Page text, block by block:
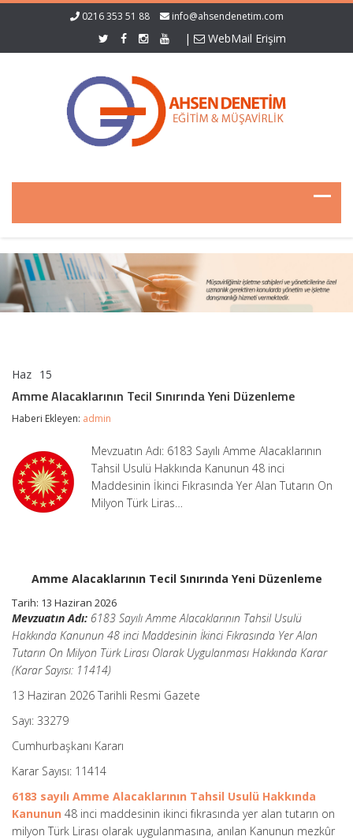
0216 353 51 88 info@ahsendenetim.com
| WebMail Erişim
Haz 15
Tecil
Sınırında
Amme Alacaklarının Tecil Sınırında Yeni Düzenleme
Haberi Ekleyen: admin
Mevzuatın Adı: 6183 Sayılı Amme Alacaklarının
Tahsil Usulü Hakkında Kanunun 48 inci
Maddesinin İkinci Fıkrasında Yer Alan Tutarın On
Milyon Türk Liras…
Amme Alacaklarının Tecil Sınırında Yeni Düzenleme
Tarih: 13 Haziran 2026
Mevzuatın Adı: 6183 Sayılı Amme Alacaklarının Tahsil Usulü
Hakkında Kanunun 48 inci Maddesinin İkinci Fıkrasında Yer Alan
Tutarın On Milyon Türk Lirası Olarak Uygulanması Hakkında Karar
(Karar Sayısı: 11414)
13 Haziran 2026 Tarihli Resmi Gazete
Sayı: 33279
Cumhurbaşkanı Kararı
Karar Sayısı: 11414
6183 sayılı Amme Alacaklarının Tahsil Usulü Hakkında
Kanunun 48 inci maddesinin ikinci fıkrasında yer alan tutarın on
milyon Türk Lirası olarak uygulanmasına, anılan Kanunun mezkûr